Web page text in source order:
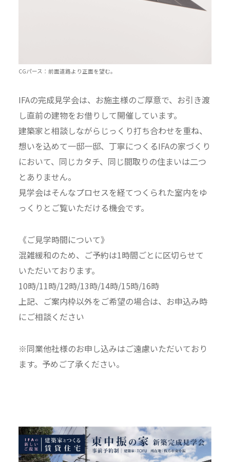
CGパース：前面道路より正面を望む。
IFAの完成見学会は、お施主様のご厚意で、お引き渡
し直前の建物をお借りして開催しています。
建築家と相談しながらじっくり打ち合わせを重ね、
想いを込めて一邸一邸、丁寧につくるIFAの家づくり
において、同じカタチ、同じ間取りの住まいは二つ
とありません。
見学会はそんなプロセスを経てつくられた室内をゆ
っくりとご覧いただける機会です。
《ご見学時間について》
混雑緩和のため、ご予約は1時間ごとに区切らせて
いただいております。
10時/11時/12時/13時/14時/15時/16時
上記、ご案内枠以外をご希望の場合は、お申込み時
にご相談ください
※同業他社様のお申し込みはご遠慮いただいており
ます。予めご了承ください。